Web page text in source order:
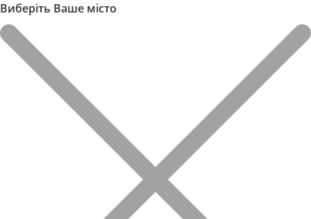
Виберіть Ваше місто